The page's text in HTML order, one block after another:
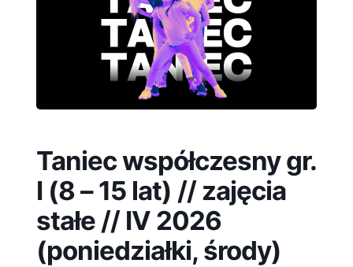
Taniec współczesny gr.
I (8 – 15 lat) // zajęcia
stałe // IV 2026
(poniedziałki, środy)